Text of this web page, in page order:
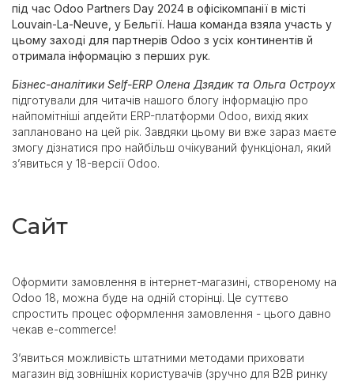
під час Odoo Partners Day 2024 в офісікомпанії в місті
Louvain-La-Neuve, у Бельгії. Наша команда взяла участь у
цьому заході для партнерів Odoo з усіх континентів й
отримала інформацію з перших рук.
Бізнес-аналітики Self-ERP Олена Дзядик та Ольга Остроух
підготували для читачів нашого блогу інформацію про
найпомітніші апдейти ERP-платформи Odoo, вихід яких
заплановано на цей рік. Завдяки цьому ви вже зараз маєте
змогу дізнатися про найбільш очікуваний функціонал, який
з’явиться у 18-версії Odoo.
Сайт
Оформити замовлення в інтернет-магазині, створеному на
Odoo 18, можна буде на одній сторінці. Це суттєво
спростить процес оформлення замовлення - цього давно
чекав e-commerce!
З’явиться можливість штатними методами приховати
магазин від зовнішніх користувачів (зручно для B2B ринку